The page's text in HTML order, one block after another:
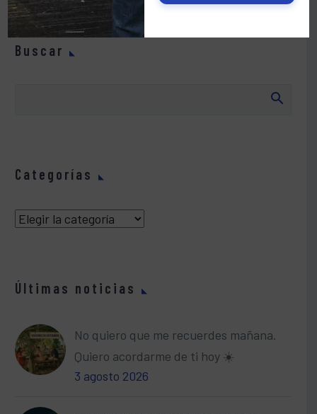
Buscar
Categorías
Categorías
Últimas noticias
No quiero que me recuerdes mañana.
Quiero acordarme de ti hoy ☀️
3 agosto 2026